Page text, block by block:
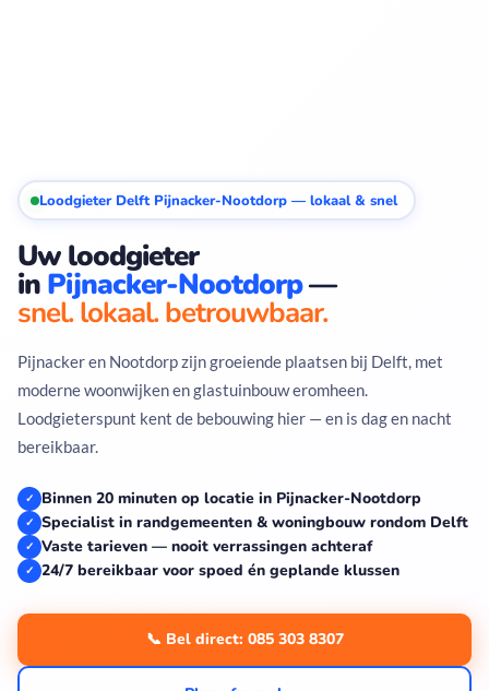
Loodgieter Delft Pijnacker-Nootdorp — lokaal & snel
Uw loodgieter
in Pijnacker-Nootdorp—
snel. lokaal. betrouwbaar.
Pijnacker en Nootdorp zijn groeiende plaatsen bij Delft, met
moderne woonwijken en glastuinbouw eromheen.
Loodgieterspunt kent de bebouwing hier — en is dag en nacht
bereikbaar.
✓ Binnen 20 minuten op locatie in Pijnacker-Nootdorp
✓ Specialist in randgemeenten & woningbouw rondom Delft
✓ Vaste tarieven — nooit verrassingen achteraf
✓ 24/7 bereikbaar voor spoed én geplande klussen
📞 Bel direct: 085 303 8307